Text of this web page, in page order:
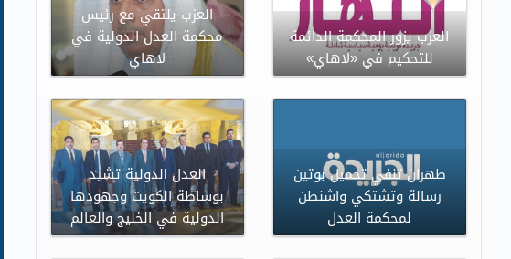
العزب يلتقي مع رئيس
محكمة العدل الدولية في
لاهاي
العزب يزور المحكمة الدائمة
للتحكيم في «لاهاي»
العدل الدولية تشيد
بوساطة الكويت وجهودها
الدولية في الخليج والعالم
طهران تنفي تحميل بوتين
رسالة وتشتكي واشنطن
لمحكمة العدل